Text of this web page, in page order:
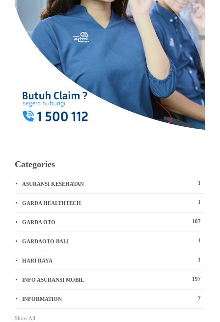
Categories
ASURANSI KESEHATAN 1
GARDA HEALTHTECH 1
GARDA OTO 107
GARDAOTO BALI 1
HARI RAYA 1
INFO ASURANSI MOBIL 197
INFORMATION 7
Show All